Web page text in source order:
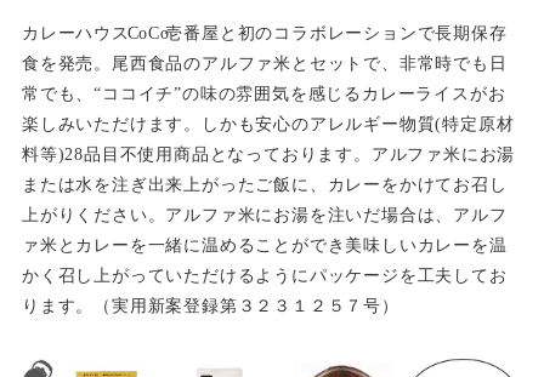
カレーハウ スCoCo壱番屋と初のコラボレーションで長期保存
食を発売。尾西食品のアルファ米とセットで、非常時でも日
常でも、“ココイチ”の味の雰囲気を感じるカレーライスがお
楽しみいただけます。しかも安心のアレルギー物質(特定原材
料等)28品目不使用商品となっております。アルファ米にお湯
または水を注ぎ出来上がったご飯に、カレーをかけてお召し
上がりください。アルファ米にお湯を注いだ場合は、アルフ
ァ米とカレーを一緒に温めることができ美味しいカレーを温
かく召し上がっていただけるようにパッケージを工夫してお
ります。（実用新案登録第３２３１２５７号）